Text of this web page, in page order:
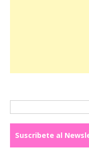
Suscribete al